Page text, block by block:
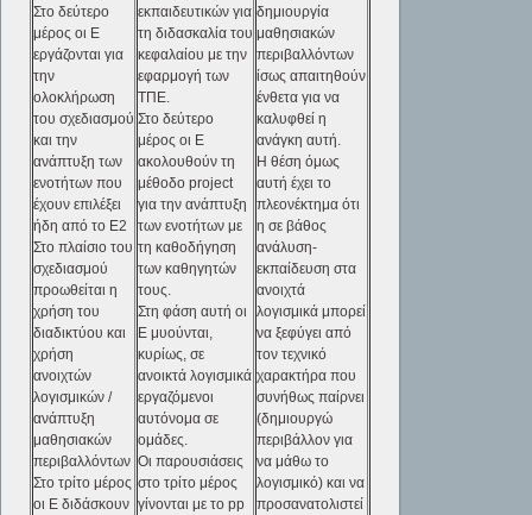
Στο δεύτερο
μέρος οι Ε
εργάζονται για
την
ολοκλήρωση
του σχεδιασμού
και την
ανάπτυξη των
ενοτήτων που
έχουν επιλέξει
ήδη από το Ε2
Στο πλαίσιο του
σχεδιασμού
προωθείται η
χρήση του
διαδικτύου και
χρήση
ανοιχτών
λογισμικών /
ανάπτυξη
μαθησιακών
περιβαλλόντων
Στο τρίτο μέρος
οι Ε διδάσκουν
εκπαιδευτικών για
τη διδασκαλία του
κεφαλαίου με την
εφαρμογή των
ΤΠΕ.
Στο δεύτερο
μέρος οι Ε
ακολουθούν τη
μέθοδο project
για την ανάπτυξη
των ενοτήτων με
τη καθοδήγηση
των καθηγητών
τους.
Στη φάση αυτή οι
Ε μυούνται,
κυρίως, σε
ανοικτά λογισμικά
εργαζόμενοι
αυτόνομα σε
ομάδες.
Οι παρουσιάσεις
στο τρίτο μέρος
γίνονται με το pp
δημιουργία
μαθησιακών
περιβαλλόντων
ίσως απαιτηθούν
ένθετα για να
καλυφθεί η
ανάγκη αυτή.
Η θέση όμως
αυτή έχει το
πλεονέκτημα ότι
η σε βάθος
ανάλυση-
εκπαίδευση στα
ανοιχτά
λογισμικά μπορεί
να ξεφύγει από
τον τεχνικό
χαρακτήρα που
συνήθως παίρνει
(δημιουργώ
περιβάλλον για
να μάθω το
λογισμικό) και να
προσανατολιστεί